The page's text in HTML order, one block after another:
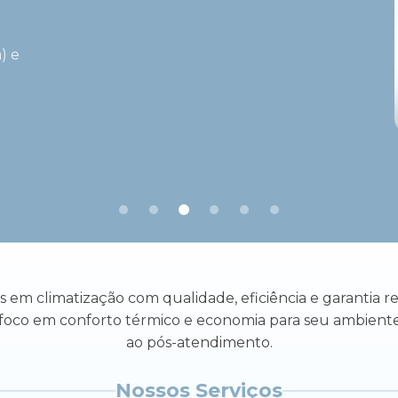
com
e
e
em climatização com qualidade, eficiência e garantia
em conforto térmico e economia para seu
ao pós-atendimento.
Nossos Serviços